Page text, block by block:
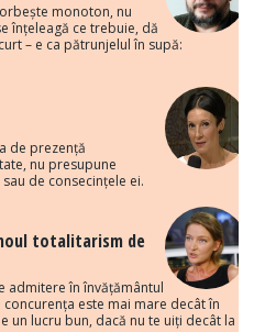
monoton, nu
înțeleagă ce trebuie, dă
– e ca pătrunjelul în supă:
de prezență
nu presupune
de consecințele ei.
totalitarism de
admitere în învățământul
este mai mare decât în
un lucru bun, dacă nu te uiți decât la